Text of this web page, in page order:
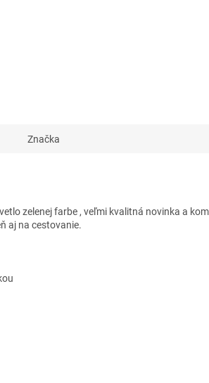
Značka
zelenej farbe , veľmi kvalitná novinka a
aj na cestovanie.